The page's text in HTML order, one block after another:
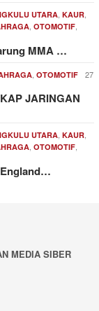
UTARA KAUR
OTOMOTIF
MMA …
OTOMOTIF
27
JARINGAN
UTARA KAUR
OTOMOTIF
MEDIA SIBER